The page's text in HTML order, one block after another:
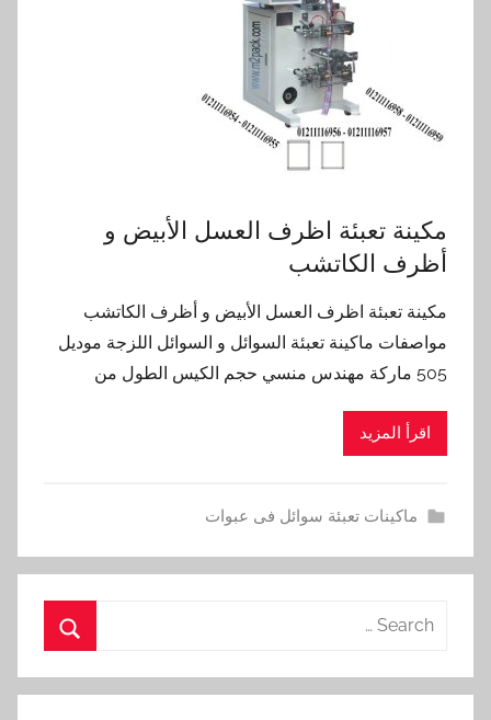
مكينة تعبئة اظرف العسل الأبيض و
أظرف الكاتشب
مكينة تعبئة اظرف العسل الأبيض و أظرف الكاتشب
مواصفات ماكينة تعبئة السوائل و السوائل اللزجة موديل
505 ماركة مهندس منسي حجم الكيس الطول من
اقرأ المزيد
ماكينات تعبئة سوائل فى عبوات
Search